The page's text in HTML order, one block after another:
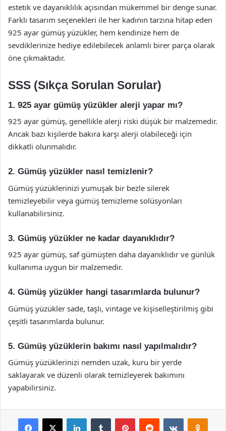
estetik ve dayanıklılık açısından mükemmel bir denge sunar.
Farklı tasarım seçenekleri ile her kadının tarzına hitap eden
925 ayar gümüş yüzükler, hem kendinize hem de
sevdiklerinize hediye edilebilecek anlamlı birer parça olarak
öne çıkmaktadır.
SSS (Sıkça Sorulan Sorular)
1. 925 ayar gümüş yüzükler alerji yapar mı?
925 ayar gümüş, genellikle alerji riski düşük bir malzemedir.
Ancak bazı kişilerde bakıra karşı alerji olabileceği için
dikkatli olunmalıdır.
2. Gümüş yüzükler nasıl temizlenir?
Gümüş yüzüklerinizi yumuşak bir bezle silerek
temizleyebilir veya gümüş temizleme solüsyonları
kullanabilirsiniz.
3. Gümüş yüzükler ne kadar dayanıklıdır?
925 ayar gümüş, saf gümüşten daha dayanıklıdır ve günlük
kullanıma uygun bir malzemedir.
4. Gümüş yüzükler hangi tasarımlarda bulunur?
Gümüş yüzükler sade, taşlı, vintage ve kişiselleştirilmiş gibi
çeşitli tasarımlarda bulunur.
5. Gümüş yüzüklerin bakımı nasıl yapılmalıdır?
Gümüş yüzüklerinizi nemden uzak, kuru bir yerde
saklayarak ve düzenli olarak temizleyerek bakımını
yapabilirsiniz.
Facebook
X LinkedInTumblr PinterestReddit VKontakte